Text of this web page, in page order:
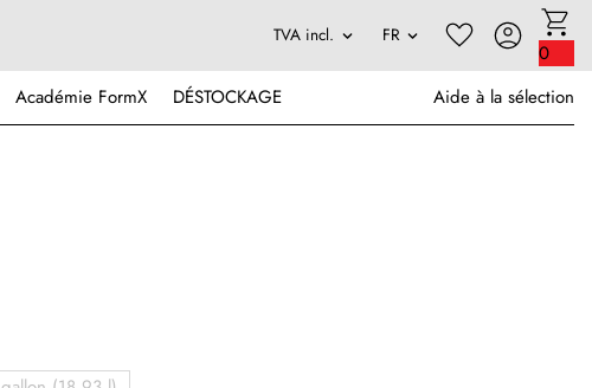
0
Académie FormX DÉSTOCKAGE Aide à la sélection